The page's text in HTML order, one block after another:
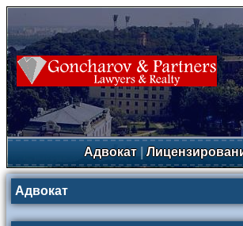
Адвокат|
Адвокат